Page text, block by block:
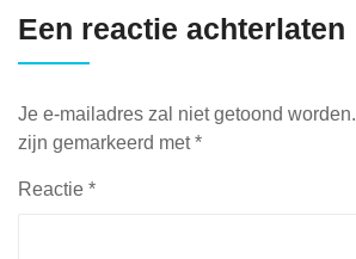
Een reactie achterlaten
Je e-mailadres zal niet getoond worden.
zijn gemarkeerd met*
Reactie *